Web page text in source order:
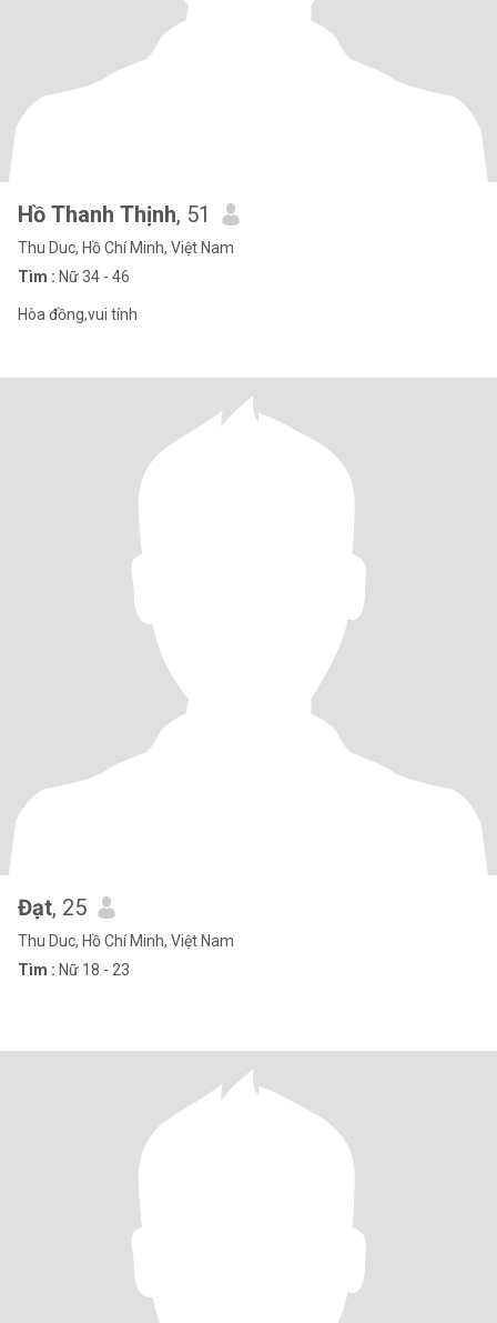
Hồ Thanh Thịnh, 51
Thu Duc, Hồ Chí Minh, Việt Nam
Tìm : Nữ 34 - 46
Hòa đồng,vui tính
Đạt, 25
Thu Duc, Hồ Chí Minh, Việt Nam
Tìm : Nữ 18 - 23